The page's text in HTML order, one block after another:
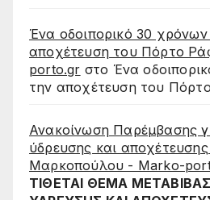
Ένα οδοιπορικό 30 χρόνων
αποχέτευση του Πόρτο
porto.gr στο Ένα
την αποχέτευση του
Ανακοίνωση Παρέμβασης
ύδρευσης και
Μαρκοπούλου - Marko-
ΤΙΘΕΤΑΙ ΘΕΜΑ